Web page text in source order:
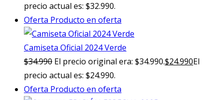
precio actual es: $32.990.
Oferta Producto en oferta
Camiseta Oficial 2024 Verde
$34.990 El precio original era: $34.990.$24.990El
precio actual es: $24.990.
Oferta Producto en oferta